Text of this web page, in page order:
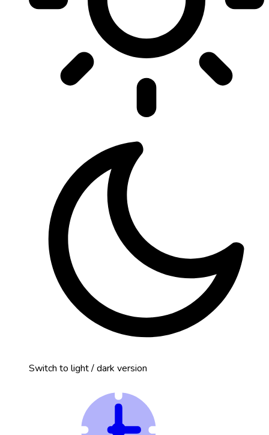
Switch to light / dark version